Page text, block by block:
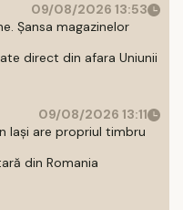
09/08/2026 13:53
Șansa magazinelor
direct din afara Uniunii
09/08/2026 13:11
Iași are propriul timbru
din Romania